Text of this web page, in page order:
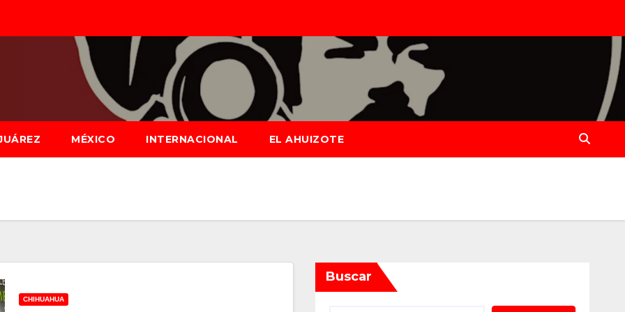
MÉXICO INTERNACIONAL EL AHUIZOTE
CHIHUAHUA
Buscar